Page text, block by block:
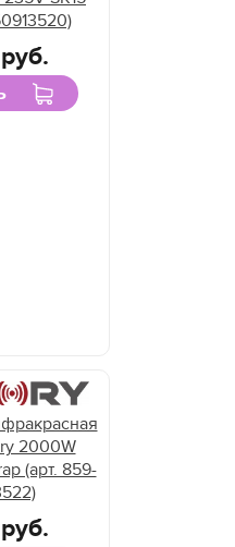
2000W
(арт. 859-